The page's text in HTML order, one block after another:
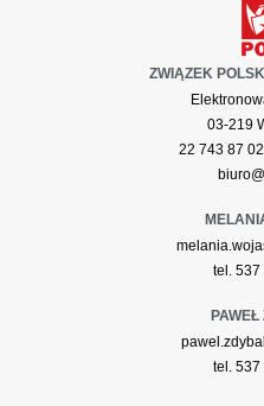
ZWIĄZEK
03-219
22 743 87
tel. 537
tel.